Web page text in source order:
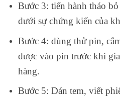
Bước 3: tiến hành tháo
dưới sự chứng kiến của
Bước 4: dùng thử pin,
được vào pin trước khi
hàng.
Bước 5: Dán tem, viết